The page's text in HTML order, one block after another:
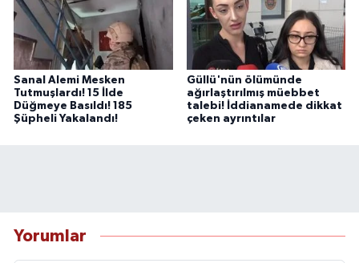
Sanal Alemi Mesken
Tutmuşlardı! 15 İlde
Düğmeye Basıldı! 185
Şüpheli Yakalandı!
Güllü'nün ölümünde
ağırlaştırılmış müebbet
talebi! İddianamede dikkat
çeken ayrıntılar
Yorumlar